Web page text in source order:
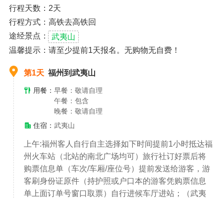
行程天数：2天
行程方式：高铁去高铁回
途经景点： 武夷山
温馨提示：请至少提前1天报名。无购物无自费！
第1天 福州到武夷山
用餐： 早餐：敬请自理
午餐：包含
晚餐：敬请自理
住宿： 武夷山
上午:福州客人自行自主选择如下时间提前1小时抵达福
州火车站（北站的南北广场均可）旅行社订好票后将
购票信息单（车次/车厢/座位号）提前发送给游客，游
客刷身份证原件（持护照或户口本的游客凭购票信息
单上面订单号窗口取票）自行进候车厅进站；（武夷